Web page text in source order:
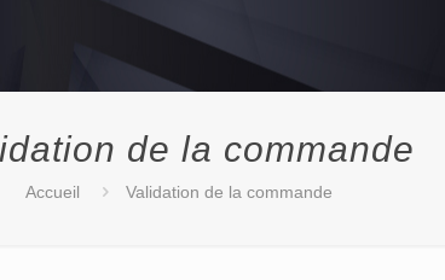
de la commande
Accueil Validation de la commande